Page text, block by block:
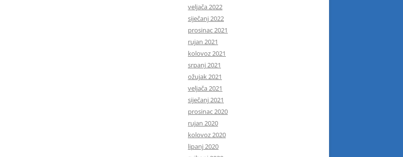
veljača 2022
siječanj 2022
prosinac 2021
rujan 2021
kolovoz 2021
srpanj 2021
ožujak 2021
veljača 2021
siječanj 2021
prosinac 2020
rujan 2020
kolovoz 2020
lipanj 2020